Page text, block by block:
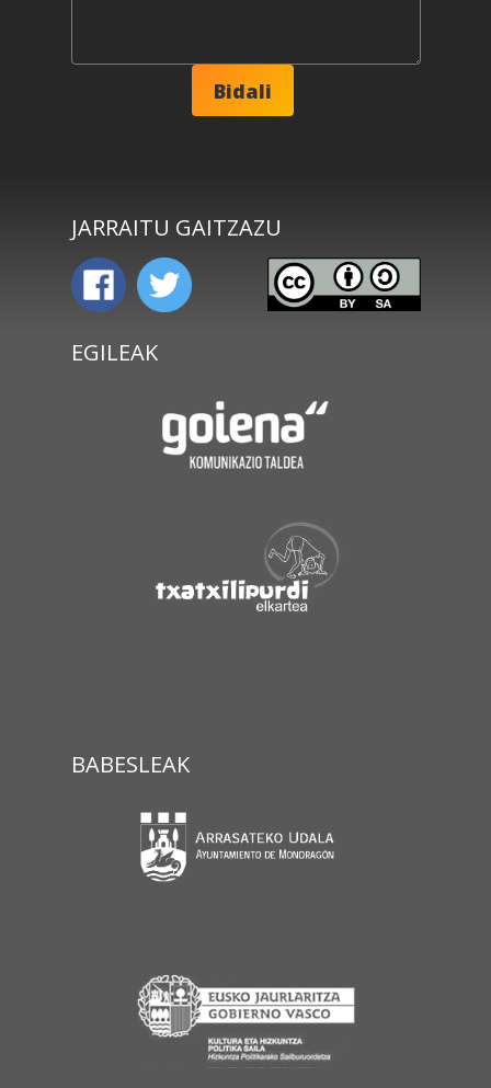
JARRAITU GAITZAZU
EGILEAK
BABESLEAK